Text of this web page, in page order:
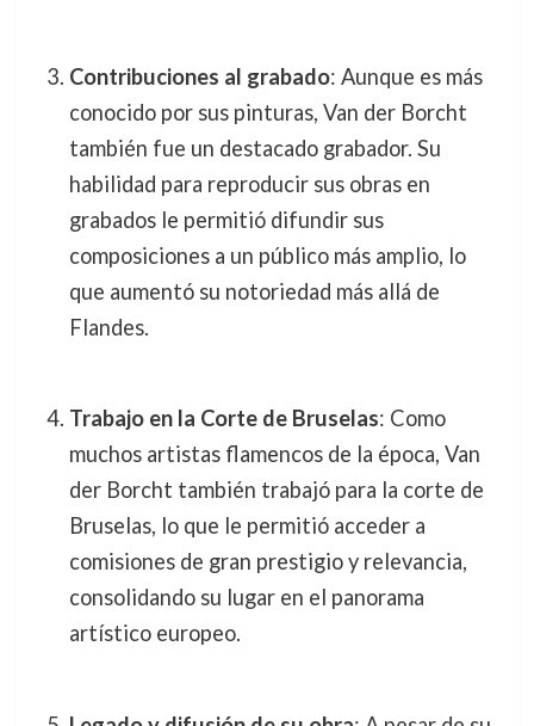
Contribuciones al grabado: Aunque es más
conocido por sus pinturas, Van der Borcht
también fue un destacado grabador. Su
habilidad para reproducir sus obras en
grabados le permitió difundir sus
composiciones a un público más amplio, lo
que aumentó su notoriedad más allá de
Flandes.
Trabajo en la Corte de Bruselas: Como
muchos artistas flamencos de la época, Van
der Borcht también trabajó para la corte de
Bruselas, lo que le permitió acceder a
comisiones de gran prestigio y relevancia,
consolidando su lugar en el panorama
artístico europeo.